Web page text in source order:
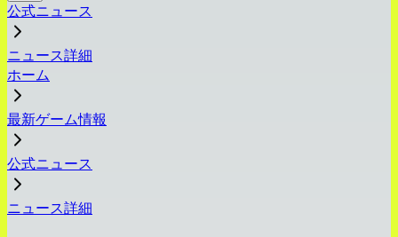
公式ニュース
ニュース詳細
ホーム
最新ゲーム情報
公式ニュース
ニュース詳細